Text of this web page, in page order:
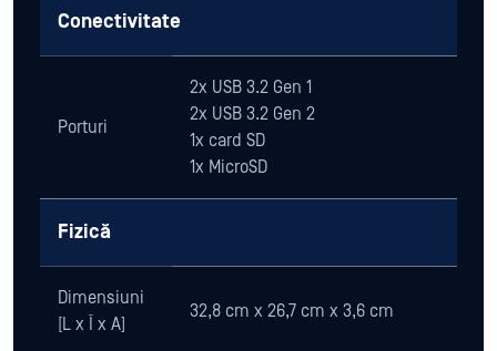
Conectivitate
Porturi
2x USB 3.2 Gen 1
2x USB 3.2 Gen 2
1x card SD
1x MicroSD
Fizică
Dimensiuni
[L x Î x A]
32,8 cm x 26,7 cm x 3,6 cm